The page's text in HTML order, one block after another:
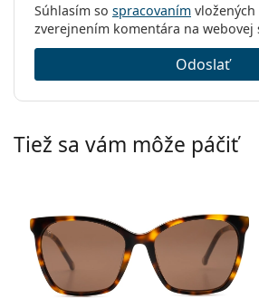
Súhlasím so spracovaním
zverejnením komentára na webovej
Odoslať
Tiež sa vám môže páčiť